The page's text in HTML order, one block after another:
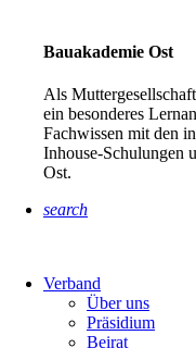
Bauakademie Ost
Als
ein besonderes
Fachwissen mit den
Inhouse-Schulungen
Ost.
search
Verband
Über uns
Präsidium
Beirat